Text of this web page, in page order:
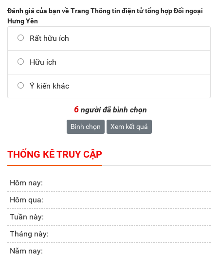
Đánh giá của bạn về Trang Thông tin điện tử tổng hợp Đối ngoại
Hưng Yên
Rất hữu ích
Hữu ích
Ý kiến khác
6 người đã bình chọn
Bình chọn Xem kết quả
THỐNG KÊ TRUY CẬP
Hôm nay:
Hôm qua:
Tuần này:
Tháng này:
Năm nay: